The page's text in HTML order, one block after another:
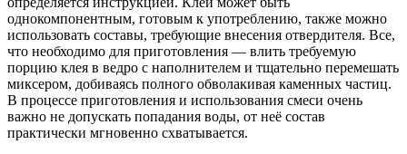
однокомпонентным, готовым к употреблению, также можно
использовать составы, требующие внесения отвердителя. Все,
что необходимо для приготовления — влить требуемую
порцию клея в ведро с наполнителем и тщательно перемешать
миксером, добиваясь полного обволакивая каменных частиц.
В процессе приготовления и использования смеси очень
важно не допускать попадания воды, от неё состав
практически мгновенно схватывается.